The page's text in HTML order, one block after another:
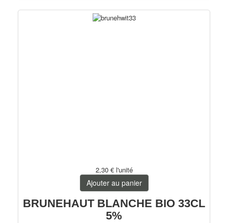
2,30 € l'unité
Ajouter au panier
BRUNEHAUT BLANCHE BIO 33CL
5%